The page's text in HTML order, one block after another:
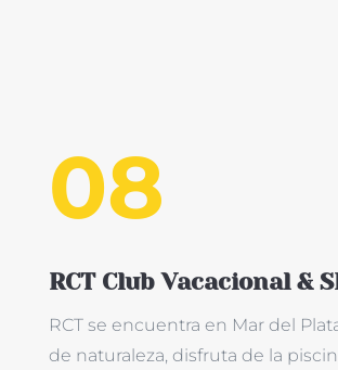
08
RCT Club Vacacional &
RCT se encuentra en Mar del
de naturaleza, disfruta de la